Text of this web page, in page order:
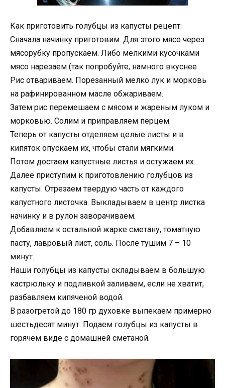
Как приготовить голубцы из капусты рецепт:
Сначала начинку приготовим. Для этого мясо через
мясорубку пропускаем. Либо мелкими кусочками
мясо нарезаем (так попробуйте, намного вкуснее
Рис отвариваем. Порезанный мелко лук и морковь
на рафинированном масле обжариваем.
Затем рис перемешаем с мясом и жареным луком и
морковью. Солим и приправляем перцем.
Теперь от капусты отделяем целые листы и в
кипяток опускаем их, чтобы стали мягкими.
Потом достаем капустные листья и остужаем их.
Далее приступим к приготовлению голубцов из
капусты. Отрезаем твердую часть от каждого
капустного листочка. Выкладываем в центр листка
начинку и в рулон заворачиваем.
Добавляем к остальной жарке сметану, томатную
пасту, лавровый лист, соль. После тушим 7 – 10
минут.
Наши голубцы из капусты складываем в большую
кастрюльку и подливкой заливаем, если не хватит,
разбавляем кипяченой водой.
В разогретой до 180 гр духовке выпекаем примерно
шестьдесят минут. Подаем голубцы из капусты в
горячем виде с домашней сметаной.